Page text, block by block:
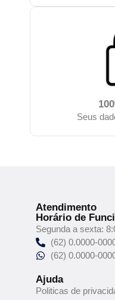
Seus
Atendimento
Horário de
Segunda a sexta:
(62) 0.0000-
(62) 0.0000-
Ajuda
Politicas de